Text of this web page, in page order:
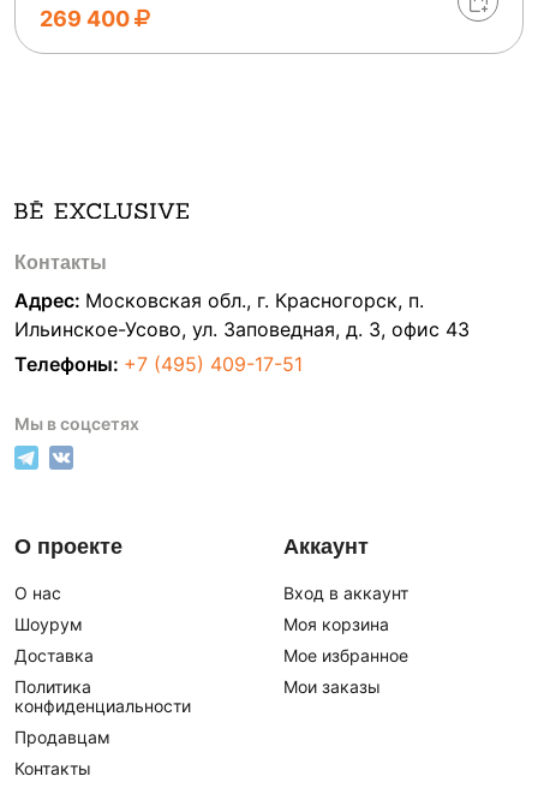
269 400
Контакты
Адрес: Московская обл., г. Красногорск, п.
Ильинское-Усово, ул. Заповедная, д. 3, офис 43
Телефоны: +7 (495) 409-17-51
Мы в соцсетях
О проекте
О нас
Шоурум
Доставка
Политика
конфиденциальности
Продавцам
Контакты
Аккаунт
Вход в аккаунт
Моя корзина
Мое избранное
Мои заказы